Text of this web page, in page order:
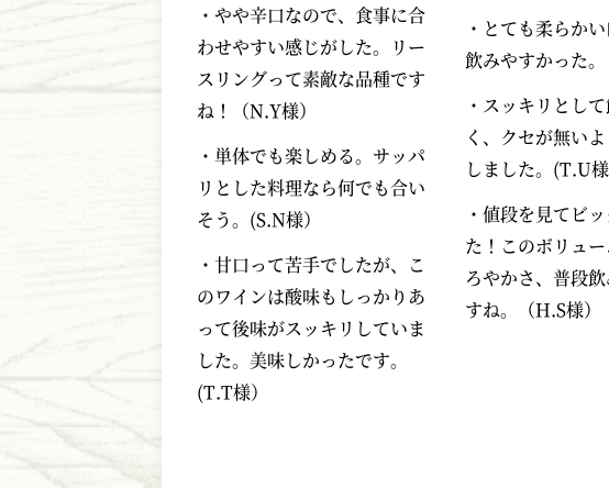
・やや辛口なので、食事に合
わせやすい感じがした。リー
スリングって素敵な品種です
ね！（N.Y様）
・単体でも楽しめる。サッパ
リとした料理なら何でも合い
そう。(S.N様）
・甘口って苦手でしたが、こ
のワインは酸味もしっかりあ
って後味がスッキリしていま
した。美味しかったです。
(T.T様）
・とても柔らか
飲みやすかった。
・スッキリとし
く、クセが無い
しました。(T.U様
・値段を見てビ
た！このボリュ
ろやかさ、普段
すね。（H.S様）